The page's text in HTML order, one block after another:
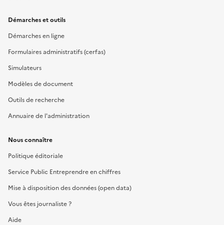
Démarches et outils
Démarches en ligne
Formulaires administratifs (cerfas)
Simulateurs
Modèles de document
Outils de recherche
Annuaire de l'administration
Nous connaître
Politique éditoriale
Service Public Entreprendre en chiffres
Mise à disposition des données (open data)
Vous êtes journaliste ?
Aide